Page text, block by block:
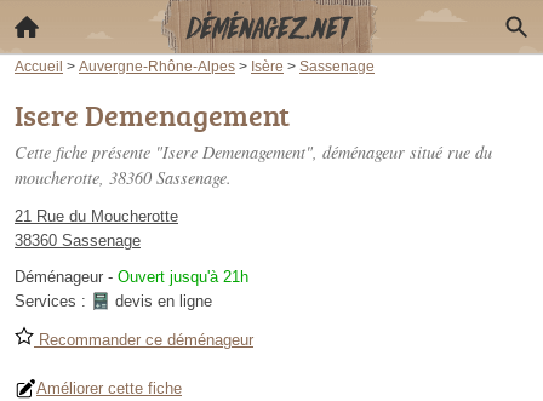
Accueil > Auvergne-Rhône-Alpes > Isère > Sassenage
Isere Demenagement
Cette fiche présente "Isere Demenagement", déménageur situé rue du
moucherotte, 38360 Sassenage.
21 Rue du Moucherotte
38360 Sassenage
Déménageur - Ouvert jusqu'à 21h
Services :
devis en ligne
Recommander ce déménageur
Améliorer cette fiche